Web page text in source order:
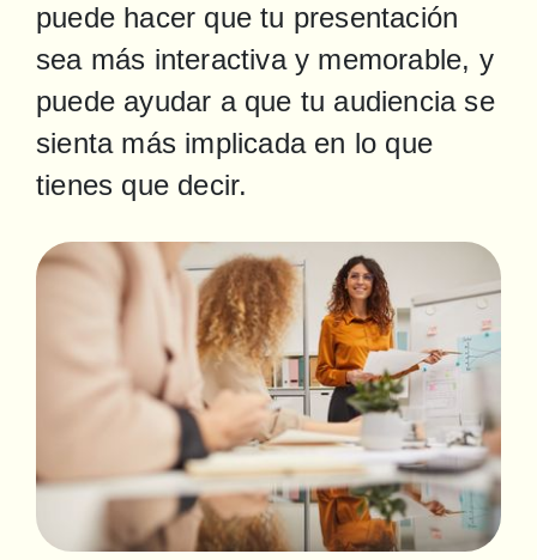
puede hacer que tu presentación
sea más interactiva y memorable, y
puede ayudar a que tu audiencia se
sienta más implicada en lo que
tienes que decir.